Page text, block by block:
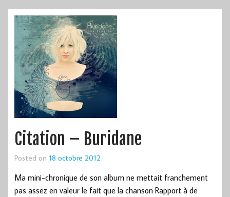
Citation – Buridane
Posted on 18 octobre 2012
Ma mini-chronique de son album ne mettait franchement
pas assez en valeur le fait que la chanson Rapport à de